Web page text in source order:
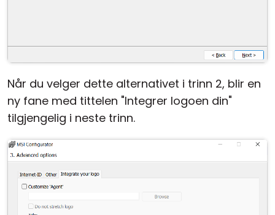
Når du velger dette alternativet i trinn 2, blir en
ny fane med tittelen "Integrer logoen din"
tilgjengelig i neste trinn.